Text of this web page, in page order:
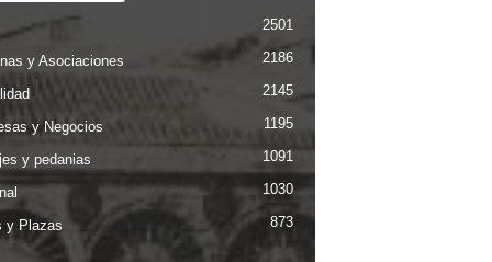
2501
y Asociaciones 2186
2145
y Negocios 1195
y pedanias 1091
1030
y Plazas 873